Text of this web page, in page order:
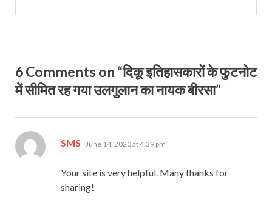
6 Comments on “दिकू इतिहासकारों के फुटनोट
में सीमित रह गया उलगुलान का नायक बीरसा”
SMS says:
June 14, 2020 at 4:39 pm
Your site is very helpful. Many thanks for
sharing!